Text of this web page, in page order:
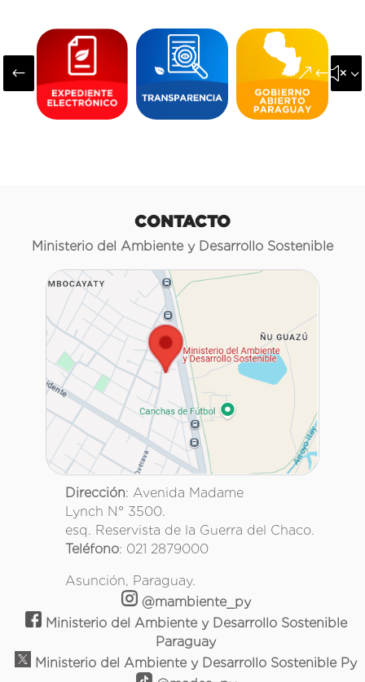
#
CONTACTO
Ministerio del Ambiente y Desarrollo Sostenible
Dirección: Avenida Madame
Lynch N° 3500.
esq. Reservista de la Guerra del Chaco.
Teléfono: 021 2879000
Asunción, Paraguay.
@mambiente_py
Ministerio del Ambiente y Desarrollo Sostenible
Paraguay
Ministerio del Ambiente y Desarrollo Sostenible Py